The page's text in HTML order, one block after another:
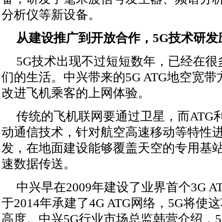
分析仪等新设备。
从建设推广到开放合作，5G技术研
5G技术出现不过短短数年，已经在
们的生活。中兴带来的5G ATG地空宽带
改进飞机乘客的上网体验。
传统的飞机联网要通过卫星，而ATG
动通信技术，针对航空高速移动等特性
发，在地面建设能够覆盖天空的专用基
速数据传送。
中兴早在2009年建设了业界首个3G
于2014年承建了4G ATG网络，5G将使
高度。中兴5G行业市场总监韩营介绍，